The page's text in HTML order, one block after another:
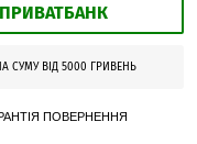
СУМУ ВІД 5000 ГРИВЕНЬ
ПОВЕРНЕННЯ